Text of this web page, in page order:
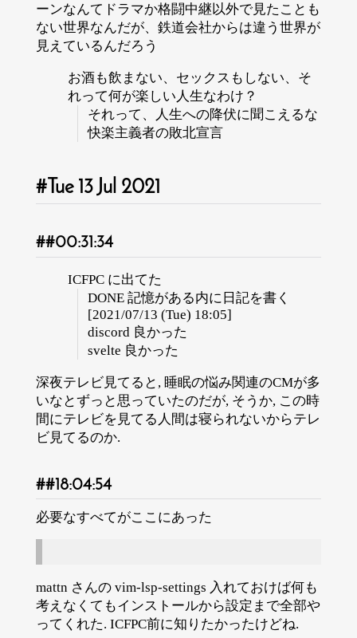
ーンなんてドラマか格闘中継以外で見たことも
ない世界なんだが、鉄道会社からは違う世界が
見えているんだろう
お酒も飲まない、セックスもしない、そ
れって何が楽しい人生なわけ？
それって、人生への降伏に聞こえるな
快楽主義者の敗北宣言
Tue 13 Jul 2021
00:31:34
ICFPC に出てた
DONE 記憶がある内に日記を書く
[2021/07/13 (Tue) 18:05]
discord 良かった
svelte 良かった
深夜テレビ見てると, 睡眠の悩み関連のCMが多
いなとずっと思っていたのだが, そうか, この時
間にテレビを見てる人間は寝られないからテレ
ビ見てるのか.
18:04:54
必要なすべてがここにあった
mattn さんの vim-lsp-settings 入れておけば何も
考えなくてもインストールから設定まで全部や
ってくれた. ICFPC前に知りたかったけどね.